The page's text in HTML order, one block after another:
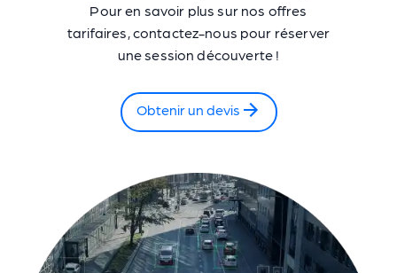
Pour en savoir plus sur nos offres
tarifaires, contactez-nous pour réserver
une session découverte !
Obtenir un devis